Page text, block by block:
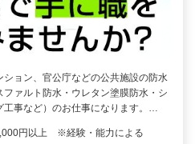
ション、官公庁などの公共施設の防水
ァルト防水・ウレタン塗膜防水・シ
工事など）のお仕事になります。…
円以上 ※経験・能力による